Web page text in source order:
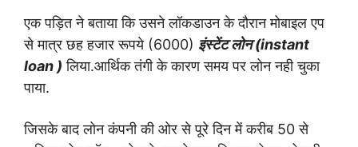
एक पड़ित ने बताया कि उसने लॉकडाउन के दौरानमोबाइल एप
सेमात्र छह हजार रूपये (6000) इंस्टेंट लोन (instant
loan ) लिया.आर्थिक तंगी के कारण समय पर लोन नही चुका
पाया.
जिसके बादलोन कंपनी की ओर से पूरे दिन में करीब 50 से